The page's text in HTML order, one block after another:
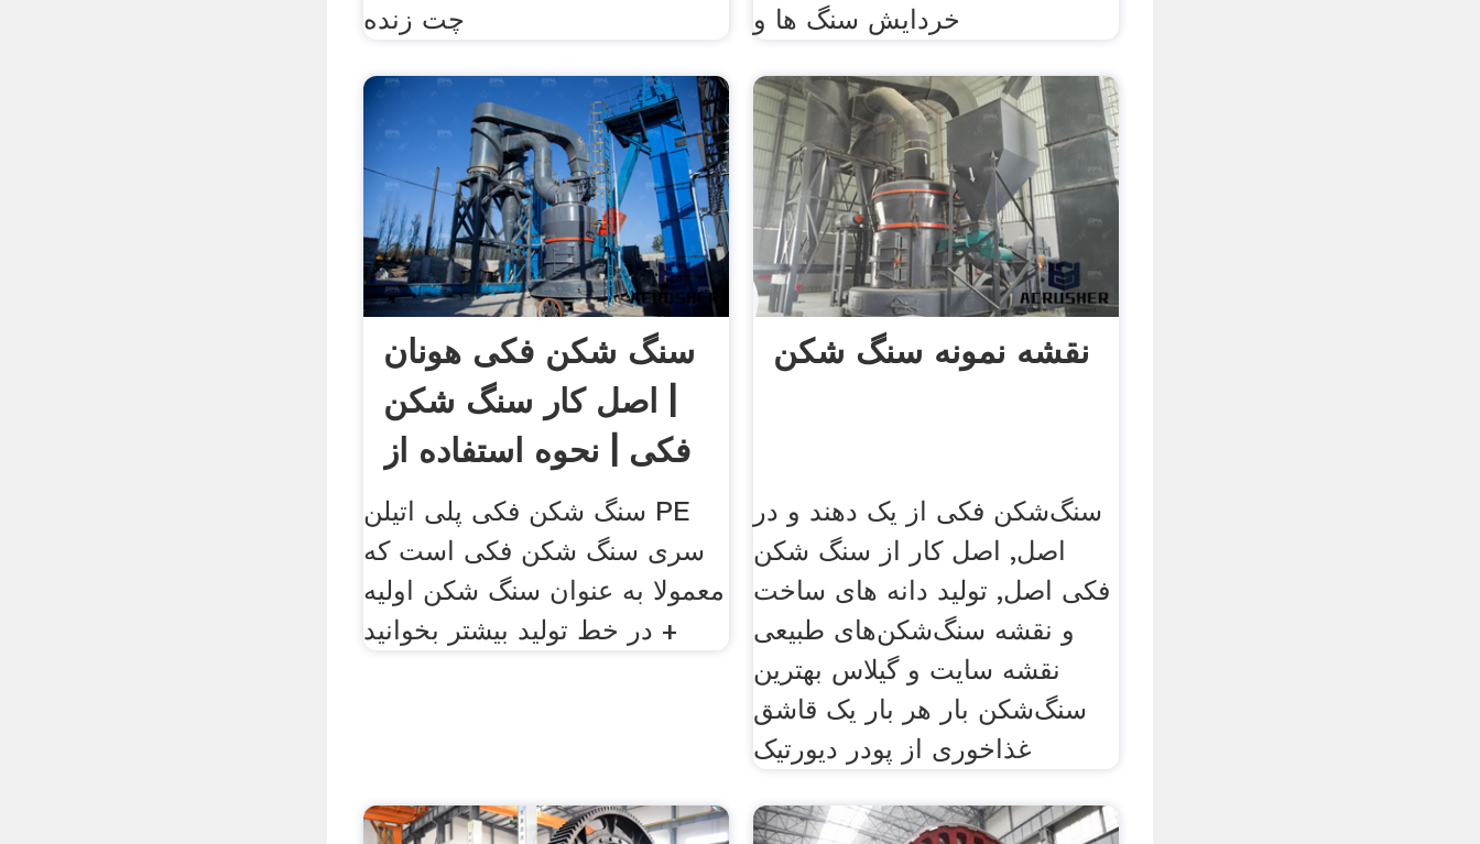
چت زنده
خردایش سنگ ها و
سنگ شکن فکی هونان
| اصل کار سنگ شکن
فکی | نحوه استفاده از
سنگ شکن فکی پلی اتیلن PE
سری سنگ شکن فکی است که
معمولا به عنوان سنگ شکن اولیه
در خط تولید بیشتر بخوانید +
نقشه نمونه سنگ شکن
سنگ‌شکن فکی از یک دهند و در
اصل, اصل کار از سنگ شکن
فکی اصل, تولید دانه های ساخت
و نقشه سنگ‌شکن‌های طبیعی
نقشه سایت و گیلاس بهترین
سنگ‌شکن بار هر بار یک قاشق
غذاخوری از پودر دیورتیک